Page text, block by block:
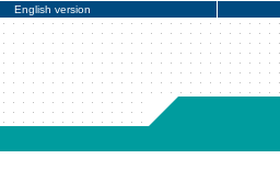
English version